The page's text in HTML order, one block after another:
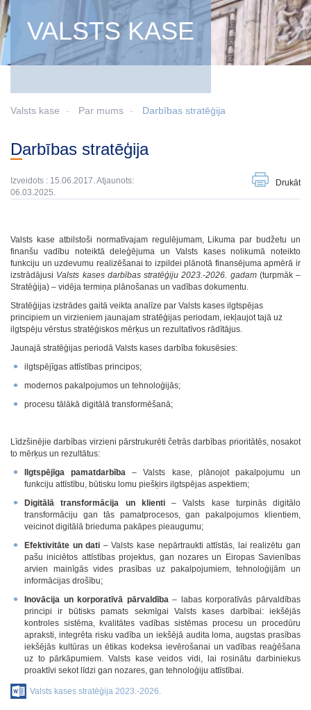
VALSTS KASE
Valsts kase Par mums Darbības stratēģija
Darbības stratēģija
Izveidots : 15.06.2017. Atjaunots:
06.03.2025.
Drukāt
Valsts kase atbilstoši normatīvajam regulējumam, Likuma par budžetu un
finanšu vadību noteiktā deleģējuma un Valsts kases nolikumā noteikto
funkciju un uzdevumu realizēšanai to izpildei plānotā finansējuma apmērā ir
izstrādājusi Valsts kases darbības stratēģiju 2023.-2026. gadam(turpmāk –
Stratēģija) – vidēja termiņa plānošanas un vadības dokumentu.
Stratēģijas izstrādes gaitā veikta analīze par Valsts kases ilgtspējas
principiem un virzieniem jaunajam stratēģijas periodam, iekļaujot tajā uz
ilgtspēju vērstus stratēģiskos mērķus un rezultatīvos rādītājus.
Jaunajā stratēģijas periodā Valsts kases darbība fokusēsies:
ilgtspējīgas attīstības principos;
modernos pakalpojumos un tehnoloģijās;
procesu tālākā digitālā transformēšanā;
Līdzšinējie darbības virzieni pārstrukurēti četrās darbības prioritātēs, nosakot
to mērķus un rezultātus:
Ilgtspējīga pamatdarbība – Valsts kase, plānojot pakalpojumu un
funkciju attīstību, būtisku lomu piešķirs ilgtspējas aspektiem;
Digitālā transformācija un klienti– Valsts kase turpinās digitālo
transformāciju gan tās pamatprocesos, gan pakalpojumos klientiem,
veicinot digitālā brieduma pakāpes pieaugumu;
Efektivitāte un dati – Valsts kase nepārtraukti attīstās, lai realizētu gan
pašu iniciētos attīstības projektus, gan nozares un Eiropas Savienības
arvien mainīgās vides prasības uz pakalpojumiem, tehnoloģijām un
informācijas drošību;
Inovācija un korporatīvā pārvaldība– labas korporatīvās pārvaldības
principi ir būtisks pamats sekmīgai Valsts kases darbībai: iekšējās
kontroles sistēma, kvalitātes vadības sistēmas procesu un procedūru
apraksti, integrēta risku vadība un iekšējā audita loma, augstas prasības
iekšējās kultūras un ētikas kodeksa ievērošanai un vadības reaģēšana
uz to pārkāpumiem. Valsts kase veidos vidi, lai rosinātu darbiniekus
proaktīvi sekot līdzi gan nozares, gan tehnoloģiju attīstībai.
Valsts kases stratēģija 2023.-2026.